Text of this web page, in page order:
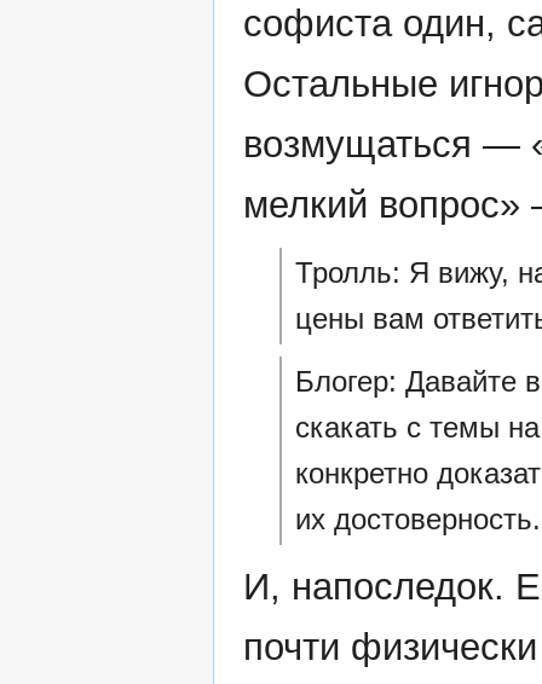
софиста один,
Остальные
возмущаться —
мелкий вопрос»
Тролль: Я вижу,
цены вам
Блогер: Давайте
скакать с темы
конкретно
их достоверность.
И, напоследок.
почти